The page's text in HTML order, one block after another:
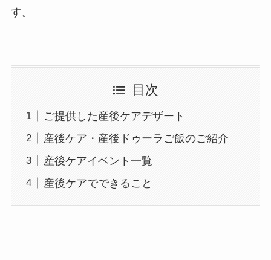
す。
目次
ご提供した産後ケアデザート
産後ケア・産後ドゥーラご飯のご紹介
産後ケアイベント一覧
産後ケアでできること